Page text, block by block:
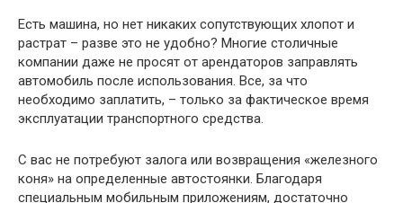
Есть машина, но нет никаких сопутствующих хлопот и
растрат – разве это не удобно? Многие столичные
компании даже не просят от арендаторов заправлять
автомобиль после использования. Все, за что
необходимо заплатить, – только за фактическое время
эксплуатации транспортного средства.
С вас не потребуют залога или возвращения «железного
коня» на определенные автостоянки. Благодаря
специальным мобильным приложениям, достаточно